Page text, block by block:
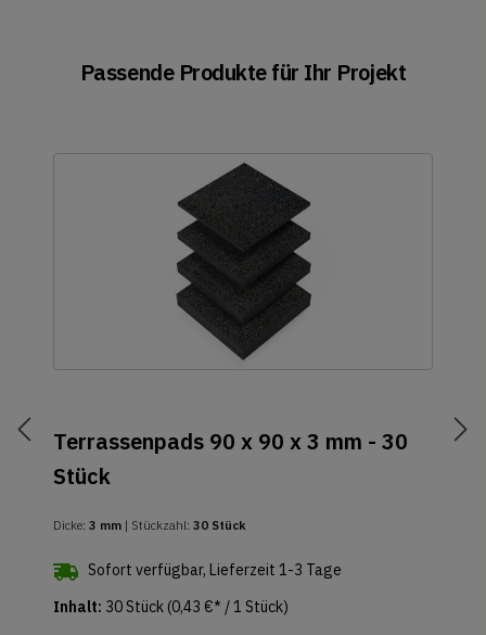
Passende Produkte für Ihr Projekt
Terrassenpads 90 x 90 x 3 mm - 30
Stück
Dicke: 3 mm | Stückzahl: 30 Stück
Sofort verfügbar, Lieferzeit 1-3 Tage
Inhalt: 30 Stück (0,43 €* / 1 Stück)